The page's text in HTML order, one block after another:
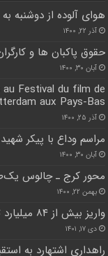
هوای آلوده از دوشنبه به
آذر ۲۲, ۱۴۰۰
حقوق پاکبان ها و
آبان ۳۰, ۱۴۰۰
Festival du film de
aux Pays-Bas
آذر ۲۵, ۱۴۰۰
مراسم وداع با پیکر
آبان ۳۰, ۱۴۰۰
محور کرج ـ چالوس
بهمن ۲۲, ۱۴۰۰
واریز بیش از ۸۴ میلیارد تومان به حساب ایتام وفرزندان محسنین البرز
دی ۱۷, ۱۴۰۱
راهداری اشتهارد به